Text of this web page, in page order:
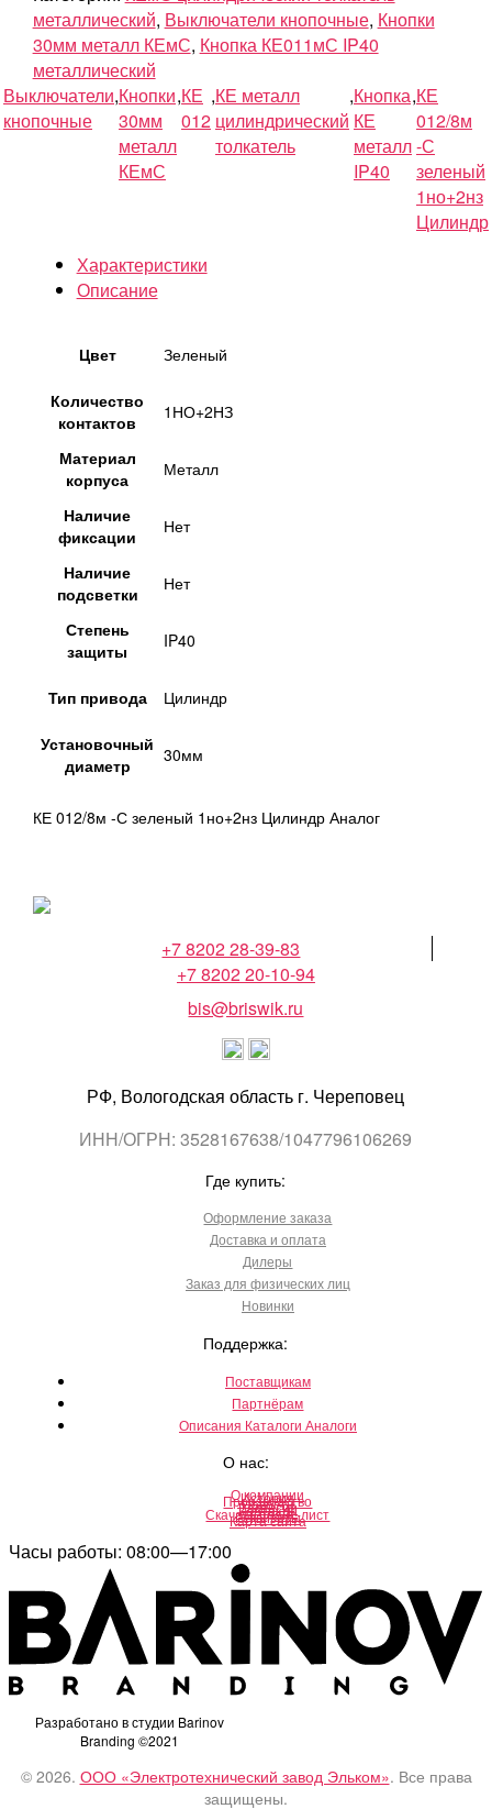
металлический, Выключатели кнопочные, Кнопки
30мм металл КЕмС, Кнопка КЕ011мС IP40
металлический
Выключатели
кнопочные
,Кнопки
30мм
металл
КЕмС
,КЕ
012
,КЕ металл
цилиндрический
толкатель
,Кнопка
КЕ
металл
IP40
,КЕ
012/8м
-С
зеленый
1но+2нз
Цилиндр
Характеристики
Описание
Цвет Зеленый
Количество
контактов
1НО+2НЗ
Материал
корпуса
Металл
Наличие
фиксации
Нет
Наличие
подсветки
Нет
Степень
защиты
IP40
Тип привода Цилиндр
Установочный
диаметр
30мм
КЕ 012/8м -С зеленый 1но+2нз Цилиндр Аналог
+7 8202 28-39-83
+7 8202 20-10-94
bis@briswik.ru
РФ, Вологодская область г. Череповец
ИНН/ОГРН: 3528167638/1047796106269
Где купить:
Оформление заказа
Доставка и оплата
Дилеры
Заказ для физических лиц
Новинки
Поддержка:
Поставщикам
Партнёрам
Описания Каталоги Аналоги
О нас:
О компании
История
Производство
Новости
Вакансии
Контакты
Скачать прайс-лист
Реквизиты
Карта сайта
Часы работы: 08:00—17:00
Разработано в студии Barinov
Branding ©2021
© 2026. ООО «Электротехнический завод Эльком». Все права
защищены.